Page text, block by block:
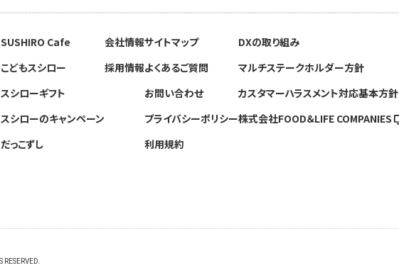
SUSHIRO Cafe
こどもスシロー
スシローギフト
スシローのキャンペーン
だっこずし
会社情報
採用情報
サイトマップ
よくあるご質問
お問い合わせ
プライバシーポリシー
利用規約
DXの取り組み
マルチステークホルダー方針
カスタマーハラスメント対応基本方針
株式会社FOOD＆LIFE COMPANIES